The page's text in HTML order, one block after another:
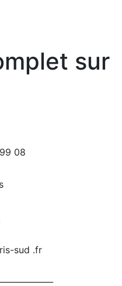
sur
08
sud .fr